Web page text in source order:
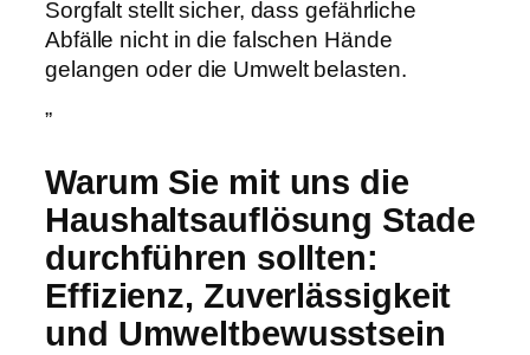
Sorgfalt stellt sicher, dass gefährliche
Abfälle nicht in die falschen Hände
gelangen oder die Umwelt belasten.
”
Warum Sie mit uns die
Haushaltsauflösung Stade
durchführen sollten:
Effizienz, Zuverlässigkeit
und Umweltbewusstsein